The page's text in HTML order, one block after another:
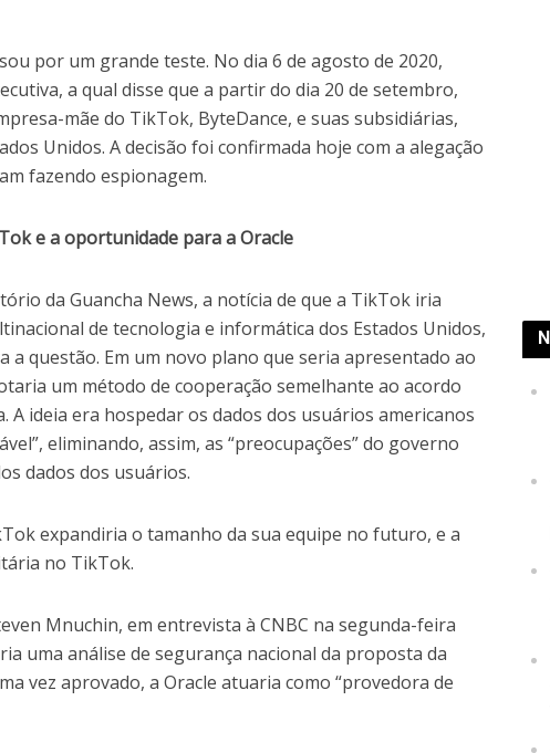
por um grande teste. No dia 6 de agosto de 2020,
a qual disse quea partir do dia 20 de setembro,
mãe do TikTok, ByteDance, e suas subsidiárias,
Unidos. A decisão foi confirmada hoje com a alegação
fazendo espionagem.
e a oportunidade para a Oracle
da Guancha News, a notícia de que a TikTok iria
de tecnologia e informática dos Estados Unidos,
a questão. Em um novo plano que seria apresentado ao
um método de cooperação semelhante ao acordo
A ideia era hospedar os dados dos usuários americanos
eliminando, assim, as “preocupações” do governo
dados dos usuários.
expandiria o tamanho da sua equipe no futuro, e a
no TikTok.
Mnuchin, em entrevista à CNBC na segunda-feira
uma análise de segurança nacional da proposta da
vez aprovado, a Oracle atuaria como “provedora de